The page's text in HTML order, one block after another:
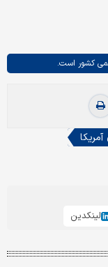
کشور است.
آمریکا
لینکدین